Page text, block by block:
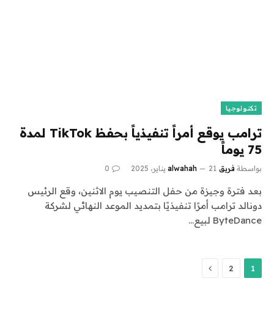
تكنولوجيا
ترامب يوقع أمراً تنفيذياً بحفظ TikTok لمدة
75 يوماً
بواسطة فريق alwahah 21 يناير، 2025 0
بعد فترة وجيزة من حفل التنصيب يوم الاثنين، وقع الرئيس
دونالد ترامب أمرًا تنفيذيًا بتمديد الموعد النهائي لشركة
ByteDance لبيع…
1
2 التالي